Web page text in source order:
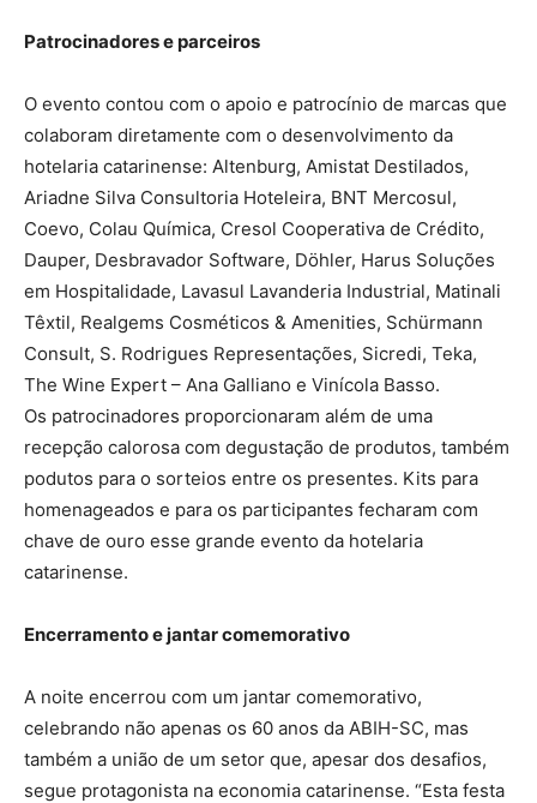
Patrocinadores e parceiros
O evento contou com o apoio e patrocínio de marcas que
colaboram diretamente com o desenvolvimento da
hotelaria catarinense: Altenburg, Amistat Destilados,
Ariadne Silva Consultoria Hoteleira, BNT Mercosul,
Coevo, Colau Química, Cresol Cooperativa de Crédito,
Dauper, Desbravador Software, Döhler, Harus Soluções
em Hospitalidade, Lavasul Lavanderia Industrial, Matinali
Têxtil, Realgems Cosméticos & Amenities, Schürmann
Consult, S. Rodrigues Representações, Sicredi, Teka,
The Wine Expert – Ana Galliano e Vinícola Basso.
Os patrocinadores proporcionaram além de uma
recepção calorosa com degustação de produtos, também
podutos para o sorteios entre os presentes. Kits para
homenageados e para os participantes fecharam com
chave de ouro esse grande evento da hotelaria
catarinense.
Encerramento e jantar comemorativo
A noite encerrou com um jantar comemorativo,
celebrando não apenas os 60 anos da ABIH-SC, mas
também a união de um setor que, apesar dos desafios,
segue protagonista na economia catarinense. “Esta festa